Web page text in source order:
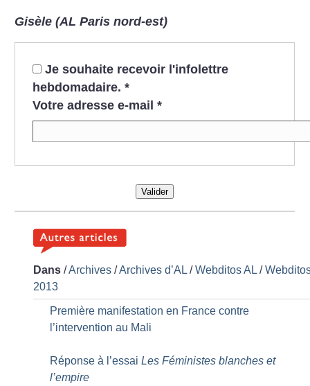
Gisèle (AL Paris nord-est)
Je souhaite recevoir l'infolettre
hebdomadaire. *
Votre adresse e-mail *
Valider
Dans /Archives /Archives d’AL /Webditos AL /
2013
Première manifestation en France contre
l’intervention au Mali
Réponse à l’essaiLes Féministes blanches et
l’empire